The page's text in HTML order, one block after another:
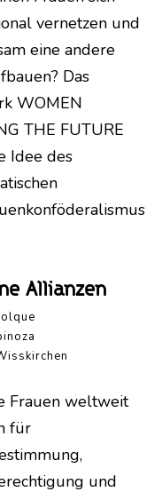
vernetzen und
eine andere
Das
WOMEN
THE FUTURE
Idee des
Allianzen
Frauen weltweit
für
und